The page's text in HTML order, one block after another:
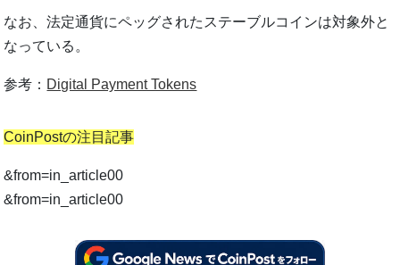
なお、法定通貨にペッグされたステーブルコインは対象外と
なっている。
参考： Digital Payment Tokens
CoinPostの注目記事
&from=in_article00
&from=in_article00